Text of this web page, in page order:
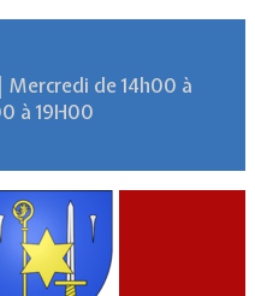
Mercredi de 14h00 à
à 19H00